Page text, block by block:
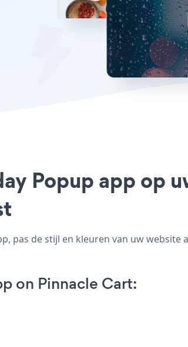
Popup app op
pas de stijl en kleuren van uw
on Pinnacle Cart: